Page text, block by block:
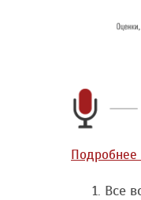
Подробнее
Все